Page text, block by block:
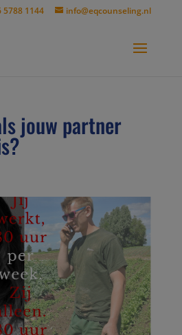
5788 1144 info@eqcounseling.nl
jouw partner
modal-check